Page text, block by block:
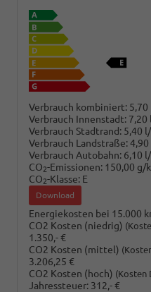
Verbrauch kombiniert:
Verbrauch Innenstadt: 7,20
Verbrauch Stadtrand: 5,40
Verbrauch Landstraße:
Verbrauch Autobahn: 6,10
CO2-Emissionen: 150,00 g/
CO2-Klasse: E
Download
Energiekosten bei 15.000
CO2 Kosten (niedrig)
1.350,- €
CO2 Kosten (mittel)
3.206,25 €
CO2 Kosten (hoch) (Kosten
Jahressteuer: 312,- €